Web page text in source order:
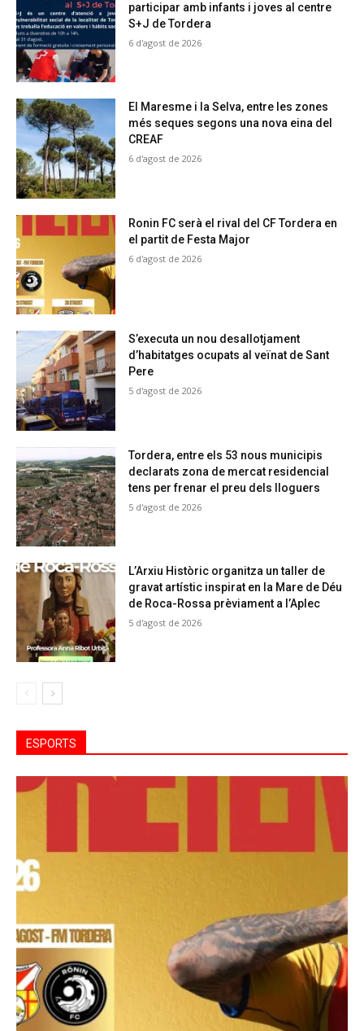
participar amb infants i joves al centre
S+J de Tordera
6 d'agost de 2026
El Maresme i la Selva, entre les zones
més seques segons una nova eina del
CREAF
6 d'agost de 2026
Ronin FC serà el rival del CF Tordera en
el partit de Festa Major
6 d'agost de 2026
S’executa un nou desallotjament
d’habitatges ocupats al veïnat de Sant
Pere
5 d'agost de 2026
Tordera, entre els 53 nous municipis
declarats zona de mercat residencial
tens per frenar el preu dels lloguers
5 d'agost de 2026
L’Arxiu Històric organitza un taller de
gravat artístic inspirat en la Mare de Déu
de Roca-Rossa prèviament a l’Aplec
5 d'agost de 2026
ESPORTS